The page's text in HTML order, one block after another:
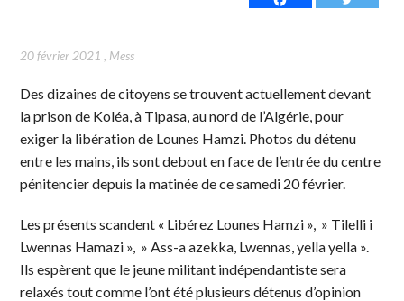
20 février 2021 , Mess
Des dizaines de citoyens se trouvent actuellement devant
la prison de Koléa, à Tipasa, au nord de l’Algérie, pour
exiger la libération de Lounes Hamzi. Photos du détenu
entre les mains, ils sont debout en face de l’entrée du centre
pénitencier depuis la matinée de ce samedi 20 février.
Les présents scandent « Libérez Lounes Hamzi », » Tilelli i
Lwennas Hamazi », » Ass-a azekka, Lwennas, yella yella ».
Ils espèrent que le jeune militant indépendantiste sera
relaxés tout comme l’ont été plusieurs détenus d’opinion